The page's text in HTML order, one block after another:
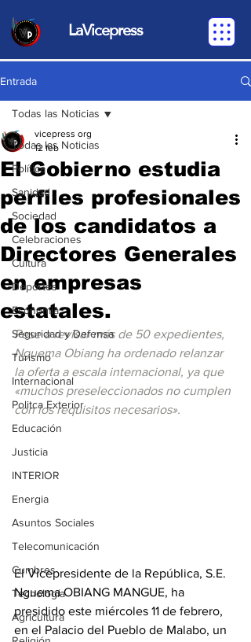
LaVicepress
Entrada
Todas las Noticias
Política
Sanidad
Sociedad
Celebraciones
Cultura
Deportes
Economia
Seguridad y Defensa
Turismo
Internacional
Politca Exterior
Educación
Justicia
INTERIOR
Energia
Asuntos Sociales
Telecomunicación
Cumbres
Tecnología
Agricultura
Todas las Noticias
El Gobierno estudia
perfiles profesionales
de los candidatos a
Directores Generales
en empresas
estatales.
vicepress org
12 feb
Pese a revisar más de 50 expedientes,
Nguema Obiang ha ordenado relanzar
la oferta a escala internacional, ya que
«muchos preseleccionados no cumplen
con los requisitos necesarios».
El Vicepresidente de la República, S.E.
Nguema OBIANG MANGUE, ha
presidido este miércoles 11 de febrero,
en el Palacio del Pueblo de Malabo, un